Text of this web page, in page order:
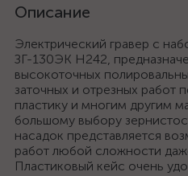
Описание
Электрический гравер с
ЗГ-130ЭК H242,
высокоточных
заточных и отрезных работ
пластику и многим другим
большому выбору
насадок представляется
работ любой сложности
Пластиковый кейс очень